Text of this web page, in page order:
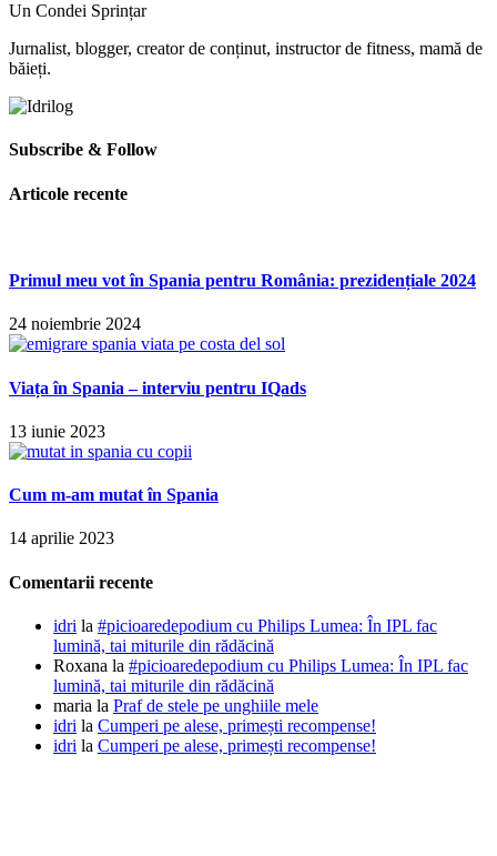
Un Condei Sprințar
Jurnalist, blogger, creator de conținut, instructor de fitness, mamă de
băieți.
Subscribe & Follow
Articole recente
Primul meu vot în Spania pentru România: prezidențiale 2024
24 noiembrie 2024
Viața în Spania – interviu pentru IQads
13 iunie 2023
Cum m-am mutat în Spania
14 aprilie 2023
Comentarii recente
idri la #picioaredepodium cu Philips Lumea: În IPL fac
lumină, tai miturile din rădăcină
Roxana la #picioaredepodium cu Philips Lumea: În IPL fac
lumină, tai miturile din rădăcină
maria la Praf de stele pe unghiile mele
idri la Cumperi pe alese, primești recompense!
idri la Cumperi pe alese, primești recompense!